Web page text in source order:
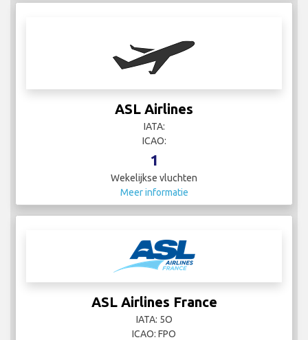
ASL Airlines
IATA:
ICAO:
1
Wekelijkse vluchten
Meer informatie
ASL Airlines France
IATA: 5O
ICAO: FPO